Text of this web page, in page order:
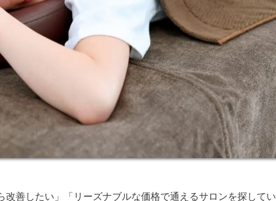
改善したい」「リーズナブルな価格で通えるサロンを探してい